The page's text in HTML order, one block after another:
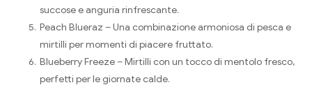
succose e anguria rinfrescante.
Peach Blueraz – Una combinazione armoniosa di pesca e
mirtilli per momenti di piacere fruttato.
Blueberry Freeze – Mirtilli con un tocco di mentolo fresco,
perfetti per le giornate calde.